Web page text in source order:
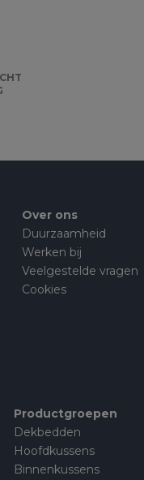
Over ons
Duurzaamheid
Werken bij
Veelgestelde vragen
Cookies
Productgroepen
Dekbedden
Hoofdkussens
Binnenkussens